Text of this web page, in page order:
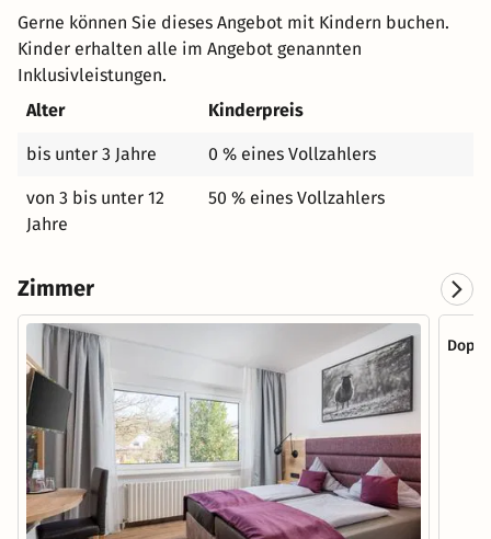
Gerne können Sie dieses Angebot mit Kindern buchen.
Kinder erhalten alle im Angebot genannten
Inklusivleistungen.
Alter
Kinderpreis
bis unter 3 Jahre 0 % eines Vollzahlers
von 3 bis unter 12
Jahre
50 % eines Vollzahlers
Zimmer